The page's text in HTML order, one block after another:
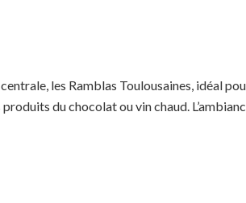
les Ramblas Toulousaines, idéal
du chocolat ou vin chaud.